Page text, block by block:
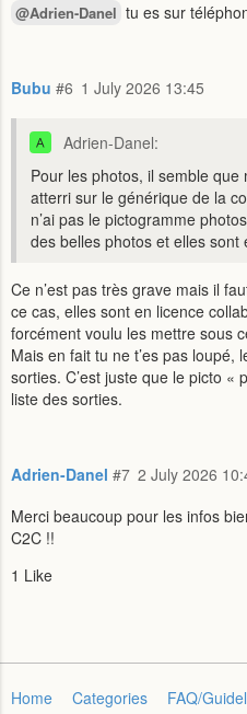
@Adrien-Danel tu es sur
Bubu 1 July 2026 13:45
#6
Adrien-Danel:
Pour les photos, il semble que
atterri sur le générique de la
n’ai pas le pictogramme
des belles photos et elles sont
Ce n’est pas très grave mais il
ce cas, elles sont en licence
forcément voulu les mettre sous
Mais en fait tu ne t’es pas loupé,
sorties. C’est juste que le picto «
liste des sorties.
Adrien-Danel 2 July 2026
#7
Merci beaucoup pour les infos
C2C !!
1 Like
Home Categories FAQ/